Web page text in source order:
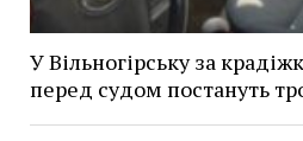
У Вільногірську за
перед судом постануть